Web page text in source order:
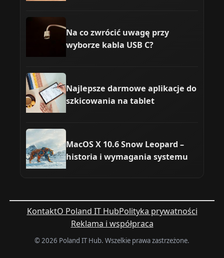
Na co zwrócić uwagę przy
wyborze kabla USB C?
Najlepsze darmowe aplikacje do
szkicowania na tablet
MacOS X 10.6 Snow Leopard –
historia i wymagania systemu
KontaktO Poland IT HubPolityka prywatności
Reklama i współpraca
© 2026 Poland IT Hub. Wszelkie prawa zastrzeżone.